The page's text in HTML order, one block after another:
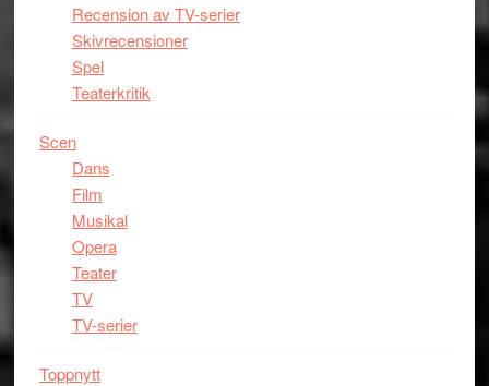
Recension av TV-serier
Skivrecensioner
Spel
Teaterkritik
Scen
Dans
Film
Musikal
Opera
Teater
TV
TV-serier
Toppnytt